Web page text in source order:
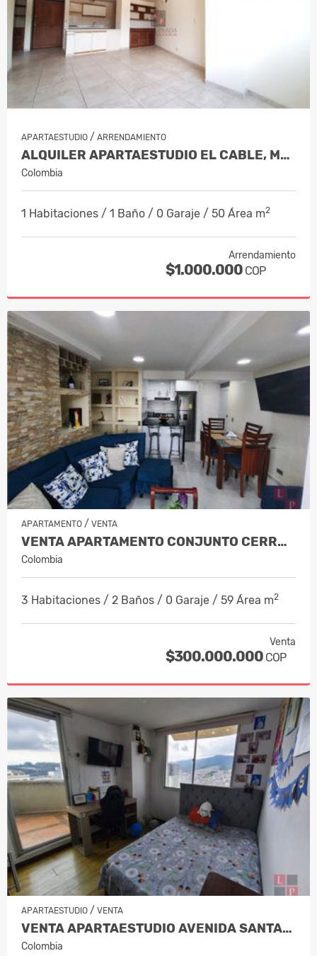
APARTAESTUDIO / ARRENDAMIENTO
ALQUILER APARTAESTUDIO EL CABLE, MANI…
Colombia
1 Habitaciones / 1 Baño / 0 Garaje / 50 Área m2
Arrendamiento
$1.000.000 COP
APARTAMENTO / VENTA
VENTA APARTAMENTO CONJUNTO CERRADO SE…
Colombia
3 Habitaciones / 2 Baños / 0 Garaje / 59 Área m2
Venta
$300.000.000 COP
APARTAESTUDIO / VENTA
VENTA APARTAESTUDIO AVENIDA SANTANDE…
Colombia